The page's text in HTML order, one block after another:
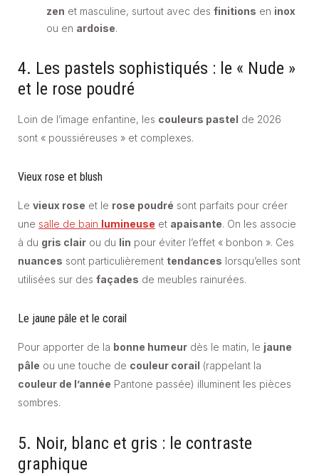
zen et masculine, surtout avec des finitions en inox
ou en ardoise.
4. Les pastels sophistiqués : le « Nude »
et le rose poudré
Loin de l’image enfantine, les couleurs pastel de 2026
sont « poussiéreuses » et complexes.
Vieux rose et blush
Le vieux rose et le rose poudré sont parfaits pour créer
une salle de bain lumineuse et apaisante. On les associe
à du gris clair ou du lin pour éviter l’effet « bonbon ». Ces
nuances sont particulièrement tendances lorsqu’elles sont
utilisées sur des façades de meubles rainurées.
Le jaune pâle et le corail
Pour apporter de la bonne humeur dès le matin, le jaune
pâle ou une touche de couleur corail (rappelant la
couleur de l’année Pantone passée) illuminent les pièces
sombres.
5. Noir, blanc et gris : le contraste
graphique